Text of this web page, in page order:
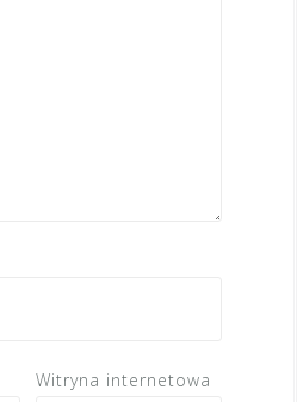
Witryna internetowa